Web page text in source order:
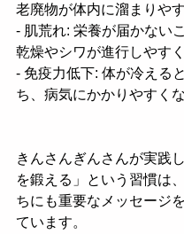
老廃物が体内に溜まりや
- 肌荒れ: 栄養が届かない
乾燥やシワが進行しやす
- 免疫力低下: 体が冷える
ち、病気にかかりやすく
きんさんぎんさんが実践
を鍛える」という習慣は
ちにも重要なメッセージ
ています。